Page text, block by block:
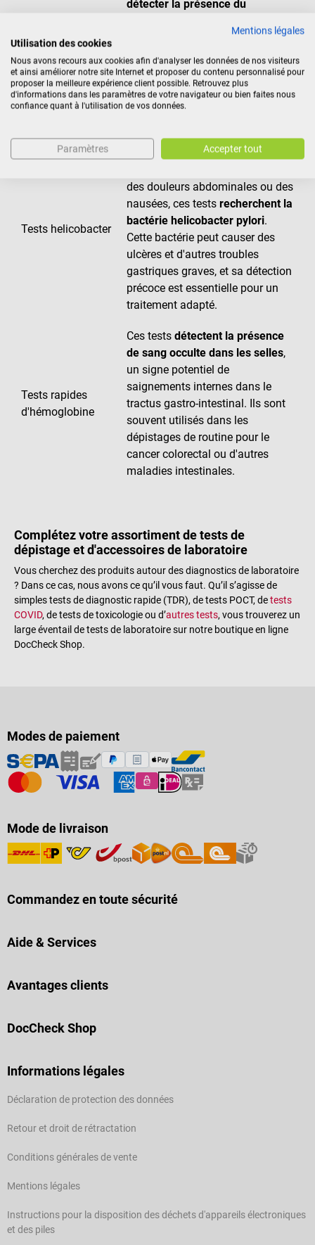
Tests pour le
norovirus
détecter la présence du
contagieux souvent responsable
de gastro-entérites aiguës. Le test
rapide permet d'identifier l'agent
pathogène et de prendre les
mesures de contrôle nécessaires
Tests helicobacter
Utilisés en cas de symptômes
des douleurs abdominales ou des
nausées, ces tests recherchent la
bactérie helicobacter pylori.
Cette bactérie peut causer des
ulcères et d'autres troubles
gastriques graves, et sa détection
précoce est essentielle pour un
traitement adapté.
Tests rapides
d'hémoglobine
Ces tests détectent la présence
de sang occulte dans les selles,
un signe potentiel de
saignements internes dans le
tractus gastro-intestinal. Ils sont
souvent utilisés dans les
dépistages de routine pour le
cancer colorectal ou d'autres
maladies intestinales.
Complétez votre assortiment de tests de
dépistage et d'accessoires de laboratoire
Vous cherchez des produits autour des diagnostics de laboratoire
? Dans ce cas, nous avons ce qu’il vous faut. Qu’il s’agisse de
simples tests de diagnostic rapide (TDR), de tests POCT, detests
COVID, de tests de toxicologie ou d’autres tests, vous trouverez un
large éventail de tests de laboratoire sur notre boutique en ligne
DocCheck Shop.
Modes de paiement
Mode de livraison
Commandez en toute sécurité
Aide & Services
Avantages clients
DocCheck Shop
Informations légales
Déclaration de protection des données
Retour et droit de rétractation
Conditions générales de vente
Mentions légales
Instructions pour la disposition des déchets d'appareils électroniques
et des piles
Mentions légales
Utilisation des cookies
Nous avons recours aux cookies afin d'analyser les données de nos visiteurs
et ainsi améliorer notre site Internet et proposer du contenu personnalisé pour
proposer la meilleure expérience client possible. Retrouvez plus
d'informations dans les paramètres de votre navigateur ou bien faites nous
confiance quant à l'utilisation de vos données.
Paramètres Accepter tout